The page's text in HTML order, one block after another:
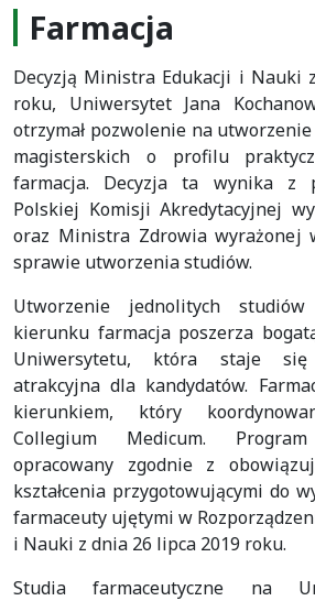
Farmacja
Decyzją Ministra Edukacji i Nauki
roku, Uniwersytet Jana
otrzymał pozwolenie na
magisterskich o profilu
farmacja. Decyzja ta wynika z
Polskiej Komisji Akredytacyjnej
oraz Ministra Zdrowia wyrażonej
sprawie utworzenia studiów.
Utworzenie jednolitych
kierunku farmacja poszerza
Uniwersytetu, która staje się
atrakcyjna dla kandydatów.
kierunkiem, który
Collegium Medicum.
opracowany zgodnie z
kształcenia przygotowującymi do
farmaceuty ujętymi w
i Nauki z dnia 26 lipca 2019 roku.
Studia farmaceutyczne na